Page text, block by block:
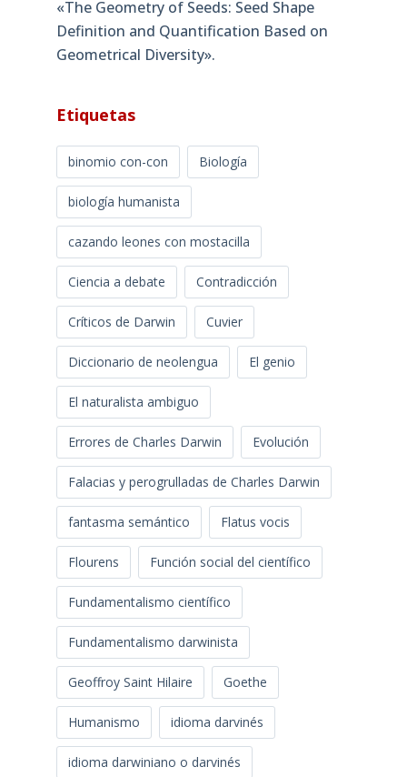
«The Geometry of Seeds: Seed Shape
Definition and Quantification Based on
Geometrical Diversity»​.
Etiquetas
binomio con-con Biología
biología humanista
cazando leones con mostacilla
Ciencia a debate Contradicción
Críticos de Darwin Cuvier
Diccionario de neolengua El genio
El naturalista ambiguo
Errores de Charles Darwin Evolución
Falacias y perogrulladas de Charles Darwin
fantasma semántico Flatus vocis
Flourens Función social del científico
Fundamentalismo científico
Fundamentalismo darwinista
Geoffroy Saint Hilaire Goethe
Humanismo idioma darvinés
idioma darwiniano o darvinés